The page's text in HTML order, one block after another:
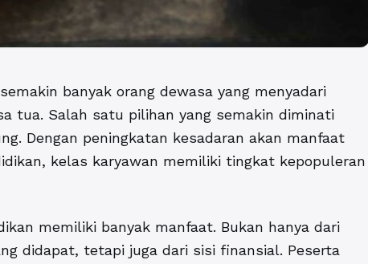
banyak orang dewasa yang menyadari
tua. Salah satu pilihan yang semakin diminati
Dengan peningkatan kesadaran akan manfaat
kelas karyawan memiliki tingkat kepopuleran
memiliki banyak manfaat. Bukan hanya dari
didapat, tetapi juga dari sisi finansial. Peserta